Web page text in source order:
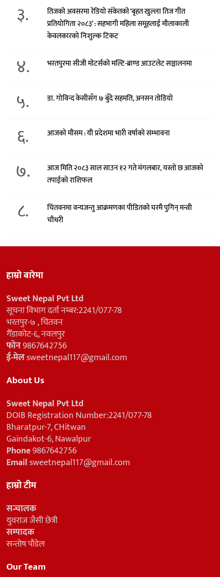
३.
तिजको अवसरमा रेडियो संकेतको ‘बृहत खुल्ला तिज गीत
प्रतियोगिता २०८३’ : सहभागी महिला समूहलाई मौलाकाली
केवलकारको निःशुल्क टिकट
४. भरतपुरमा सीजी मोटर्सको मल्टि-ब्राण्ड आउटलेट सञ्चालनमा
५. डा. गोविन्द केसीसँग ७ बुँदे सहमति, अनसन तोडियो
६. आजको मौसम : यी प्रदेशमा भारी वर्षाको सम्भावना
७.
आज मिति २०८३ साल साउन १२ गते मंगलबार, यस्तो छ आजको
तपाईको राशिफल
८.
चितवनमा वन्यजन्तु आक्रमणका पीडितको घरमै पुगिन् मन्त्री
चौधरी
हाम्रो बारेमा
Sweet Nepal Pvt Ltd
सूचना विभाग दर्ता नम्बर:2241/077-78
भरतपुर-७ , चितवन
गैँडाकोट-६, नवलपुर
फोन9867642756
ई-मेलsweetnepal117@gmail.com
About Us
Sweet Nepal Pvt Ltd
DOIB Registration Number:2241/077-78
Bharatpur-7, CHitwan
Gaindakot-6, Nawalpur
Phone9867642756
Emailsweetnepal117@gmail.com
हाम्रो टीम
सन्चालक
युवराज जैसी छेत्री
सम्पादक
सन्तोष पौडेल
Our Team